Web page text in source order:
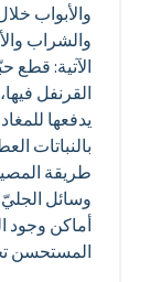
والأبواب
والشراب
الآتية: قطع
القرنفل
يدفعها
بالنباتات
طريقة
وسائل
أماكن وجود
المستحسن